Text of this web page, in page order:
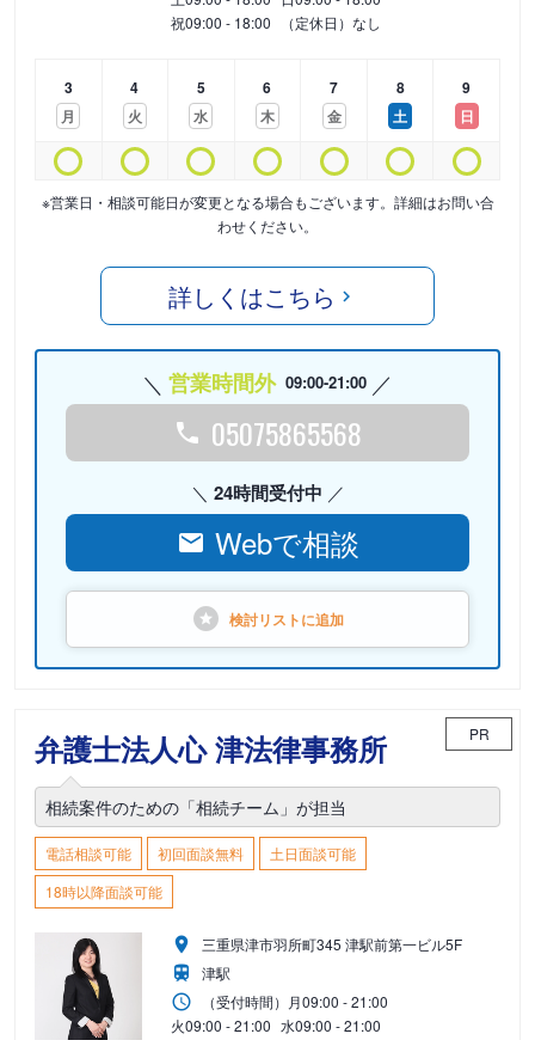
祝09:00 - 18:00 （定休日）なし
3
月
4
火
5
水
6
木
7
金
8
土
9
日
※営業日・相談可能日が変更となる場合もございます。詳細はお問い合
わせください。
詳しくはこちら
営業時間外 09:00-21:00
05075865568
24時間受付中
Webで相談
検討リストに追加
弁護士法人心 津法律事務所 PR
相続案件のための「相続チーム」が担当
電話相談可能 初回面談無料
土日面談可能
18時以降面談可能
三重県津市羽所町345 津駅前第一ビル5F
津駅
（受付時間） 月09:00 - 21:00
火09:00 - 21:00 水09:00 - 21:00